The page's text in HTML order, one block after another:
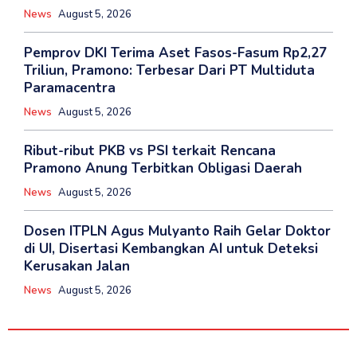
News August 5, 2026
Pemprov DKI Terima Aset Fasos-Fasum Rp2,27
Triliun, Pramono: Terbesar Dari PT Multiduta
Paramacentra
News August 5, 2026
‎Ribut-ribut PKB vs PSI terkait Rencana
Pramono Anung Terbitkan Obligasi Daerah
News August 5, 2026
‎Dosen ITPLN Agus Mulyanto Raih Gelar Doktor
di UI, Disertasi Kembangkan AI untuk Deteksi
Kerusakan Jalan
News August 5, 2026